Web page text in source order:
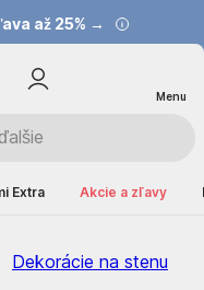
až 25% →
Menu
Extra Akcie a zľavy
Dekorácie na stenu